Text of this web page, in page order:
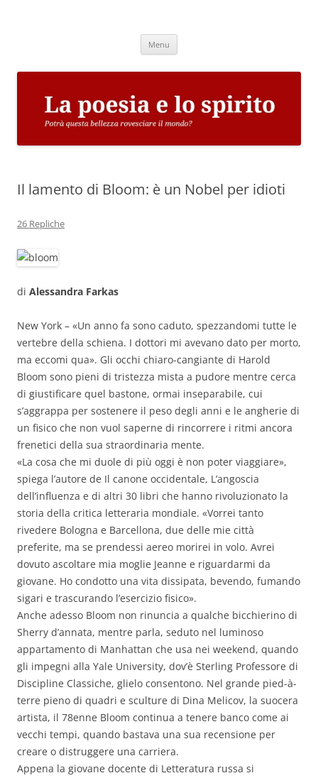
Menu
Il lamento di Bloom: è un Nobel per idioti
26 Repliche
di Alessandra Farkas
New York – «Un anno fa sono caduto, spezzandomi tutte le
vertebre della schiena. I dottori mi avevano dato per morto,
ma eccomi qua». Gli occhi chiaro-cangiante di Harold
Bloom sono pieni di tristezza mista a pudore mentre cerca
di giustificare quel bastone, ormai inseparabile, cui
s’aggrappa per sostenere il peso degli anni e le angherie di
un fisico che non vuol saperne di rincorrere i ritmi ancora
frenetici della sua straordinaria mente.
«La cosa che mi duole di più oggi è non poter viaggiare»,
spiega l’autore de Il canone occidentale, L’angoscia
dell’influenza e di altri 30 libri che hanno rivoluzionato la
storia della critica letteraria mondiale. «Vorrei tanto
rivedere Bologna e Barcellona, due delle mie città
preferite, ma se prendessi aereo morirei in volo. Avrei
dovuto ascoltare mia moglie Jeanne e riguardarmi da
giovane. Ho condotto una vita dissipata, bevendo, fumando
sigari e trascurando l’esercizio fisico».
Anche adesso Bloom non rinuncia a qualche bicchierino di
Sherry d’annata, mentre parla, seduto nel luminoso
appartamento di Manhattan che usa nei weekend, quando
gli impegni alla Yale University, dov’è Sterling Professore di
Discipline Classiche, glielo consentono. Nel grande pied-à-
terre pieno di quadri e sculture di Dina Melicov, la suocera
artista, il 78enne Bloom continua a tenere banco come ai
vecchi tempi, quando bastava una sua recensione per
creare o distruggere una carriera.
Appena la giovane docente di Letteratura russa si